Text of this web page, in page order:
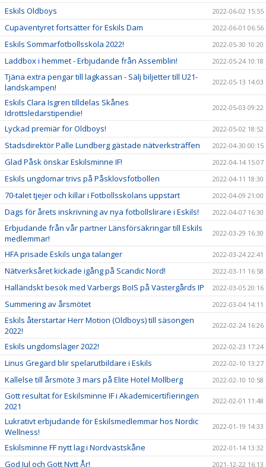
Eskils Oldboys 2022-06-02 15:55
Cupäventyret fortsätter för Eskils Dam 2022-06-01 06:56
Eskils Sommarfotbollsskola 2022! 2022-05-30 10:20
Laddbox i hemmet - Erbjudande från Assemblin! 2022-05-24 10:18
Tjäna extra pengar till lagkassan - Sälj biljetter till U21-
landskampen!
2022-05-13 14:03
Eskils Clara Isgren tilldelas Skånes
Idrottsledarstipendie!
2022-05-03 09:22
Lyckad premiär för Oldboys! 2022-05-02 18:52
Stadsdirektör Palle Lundberg gästade nätverksträffen 2022-04-30 00:15
Glad Påsk önskar Eskilsminne IF! 2022-04-14 15:07
Eskils ungdomar trivs på Påsklovsfotbollen 2022-04-11 18:30
70-talet tjejer och killar i Fotbollsskolans uppstart 2022-04-09 21:00
Dags för årets inskrivning av nya fotbollslirare i Eskils! 2022-04-07 16:30
Erbjudande från vår partner Länsförsäkringar till Eskils
medlemmar!
2022-03-29 16:30
HFA prisade Eskils unga talanger 2022-03-24 22:41
Nätverksåret kickade igång på Scandic Nord! 2022-03-11 16:58
Halländskt besök med Varbergs BoIS på Västergårds IP 2022-03-05 20:16
Summering av årsmötet 2022-03-04 14:11
Eskils återstartar Herr Motion (Oldboys) till säsongen
2022!
2022-02-24 16:26
Eskils ungdomsläger 2022! 2022-02-23 17:24
Linus Gregard blir spelarutbildare i Eskils 2022-02-10 13:27
Kallelse till årsmöte 3 mars på Elite Hotel Mollberg 2022-02-10 10:58
Gott resultat för Eskilsminne IF i Akademicertifieringen
2021
2022-02-01 11:48
Lukrativt erbjudande för Eskilsmedlemmar hos Nordic
Wellness!
2022-01-19 14:33
Eskilsminne FF nytt lag i Nordvästskåne 2022-01-14 13:32
God Jul och Gott Nytt År! 2021-12-22 16:13